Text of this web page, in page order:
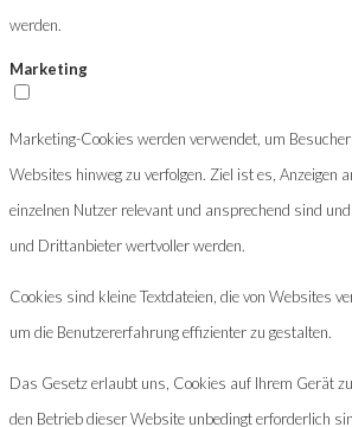
werden.
Marketing
Marketing-Cookies werden verwendet, um
Websites hinweg zu verfolgen. Ziel ist es, Anzeigen
einzelnen Nutzer relevant und ansprechend sind
und Drittanbieter wertvoller werden.
Cookies sind kleine Textdateien, die von Websites
um die Benutzererfahrung effizienter zu gestalten.
Das Gesetz erlaubt uns, Cookies auf Ihrem Gerät
den Betrieb dieser Website unbedingt erforderlich